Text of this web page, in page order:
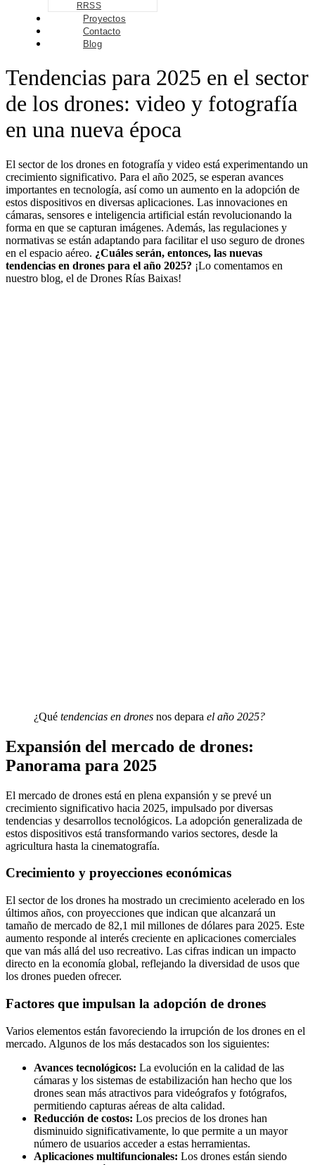
RRSS
Proyectos
Contacto
Blog
Tendencias para 2025 en el sector
de los drones: video y fotografía
en una nueva época
El sector de los drones en fotografía y video está experimentando un
crecimiento significativo. Para el año 2025, se esperan avances
importantes en tecnología, así como un aumento en la adopción de
estos dispositivos en diversas aplicaciones. Las innovaciones en
cámaras, sensores e inteligencia artificial están revolucionando la
forma en que se capturan imágenes. Además, las regulaciones y
normativas se están adaptando para facilitar el uso seguro de drones
en el espacio aéreo. ¿Cuáles serán, entonces, las nuevas
tendencias en drones para el año 2025? ¡Lo comentamos en
nuestro blog, el de Drones Rías Baixas!
¿Qué tendencias en drones nos depara el año 2025?
Expansión del mercado de drones:
Panorama para 2025
El mercado de drones está en plena expansión y se prevé un
crecimiento significativo hacia 2025, impulsado por diversas
tendencias y desarrollos tecnológicos. La adopción generalizada de
estos dispositivos está transformando varios sectores, desde la
agricultura hasta la cinematografía.
Crecimiento y proyecciones económicas
El sector de los drones ha mostrado un crecimiento acelerado en los
últimos años, con proyecciones que indican que alcanzará un
tamaño de mercado de 82,1 mil millones de dólares para 2025. Este
aumento responde al interés creciente en aplicaciones comerciales
que van más allá del uso recreativo. Las cifras indican un impacto
directo en la economía global, reflejando la diversidad de usos que
los drones pueden ofrecer.
Factores que impulsan la adopción de drones
Varios elementos están favoreciendo la irrupción de los drones en el
mercado. Algunos de los más destacados son los siguientes:
Avances tecnológicos: La evolución en la calidad de las
cámaras y los sistemas de estabilización han hecho que los
drones sean más atractivos para videógrafos y fotógrafos,
permitiendo capturas aéreas de alta calidad.
Reducción de costos: Los precios de los drones han
disminuido significativamente, lo que permite a un mayor
número de usuarios acceder a estas herramientas.
Aplicaciones multifuncionales: Los drones están siendo